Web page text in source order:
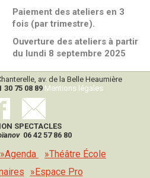
Paiement des ateliers en 3
fois (par trimestre).
Ouverture des ateliers à partir
du lundi 8 septembre 2025
av. de la Belle Heaumière
30 75 08 89 Mentions légales
SPECTACLES
06 42 57 86 80
»Agenda
»Théâtre École
»Espace Pro